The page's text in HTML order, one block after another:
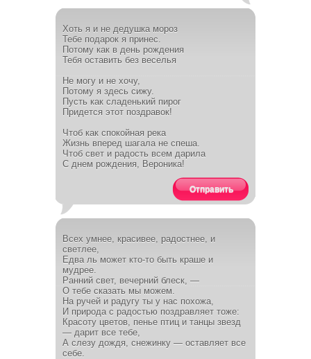
Хоть я и не дедушка мороз
Тебе подарок я принес.
Потому как в день рождения
Тебя оставить без веселья
Не могу и не хочу,
Потому я здесь сижу.
Пусть как сладенький пирог
Придется этот поздравок!
Чтоб как спокойная река
Жизнь вперед шагала не спеша.
Чтоб свет и радость всем дарила
С днем рождения, Вероника!
Отправить
Всех умнее, красивее, радостнее, и
светлее,
Едва ль может кто-то быть краше и
мудрее.
Ранний свет, вечерний блеск, —
О тебе сказать мы можем.
На ручей и радугу ты у нас похожа,
И природа с радостью поздравляет тоже:
Красоту цветов, пенье птиц и танцы звезд
— дарит все тебе,
А слезу дождя, снежинку — оставляет все
себе.